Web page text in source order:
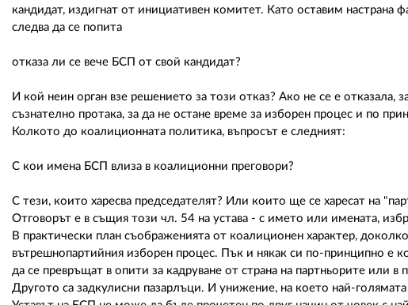
кандидат, издигнат от инициативен комитет. Като оставим настрана
следва да се попита
отказа ли се вече БСП от свой кандидат?
И кой неин орган взе решението за този отказ? Ако не се е
съзнателно протака, за да не остане време за изборен процес и по
Колкото до коалиционната политика, въпросът е следният:
С кои имена БСП влиза в коалиционни преговори?
С тези, които харесва председателят? Или които ще се харесат на
Отговорът е в същия този чл. 54 на устава - с името или имената,
В практически план съображенията от коалиционен характер,
вътрешнопартийния изборен процес. Пък и някак си по-принципно е
да се превръщат в опити за кадруване от страна на партньорите или
Другото са задкулисни пазарлъци. И унижение, на което най-